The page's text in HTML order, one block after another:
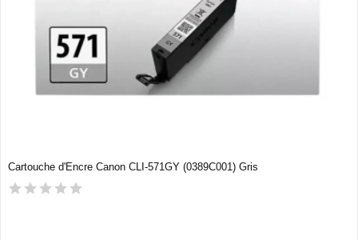
Cartouche d'Encre Canon CLI-571GY (0389C001) Gris